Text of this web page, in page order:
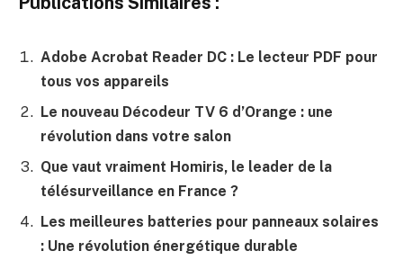
Adobe Acrobat Reader DC : Le lecteur PDF pour
tous vos appareils
Le nouveau Décodeur TV 6 d’Orange : une
révolution dans votre salon
Que vaut vraiment Homiris, le leader de la
télésurveillance en France ?
Les meilleures batteries pour panneaux solaires
: Une révolution énergétique durable